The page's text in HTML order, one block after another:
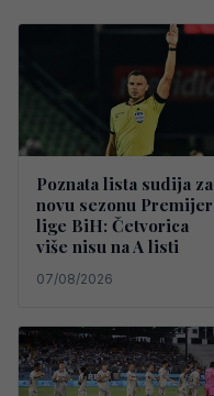
Poznata lista sudija za
novu sezonu Premijer
lige BiH: Četvorica
više nisu na A listi
07/08/2026